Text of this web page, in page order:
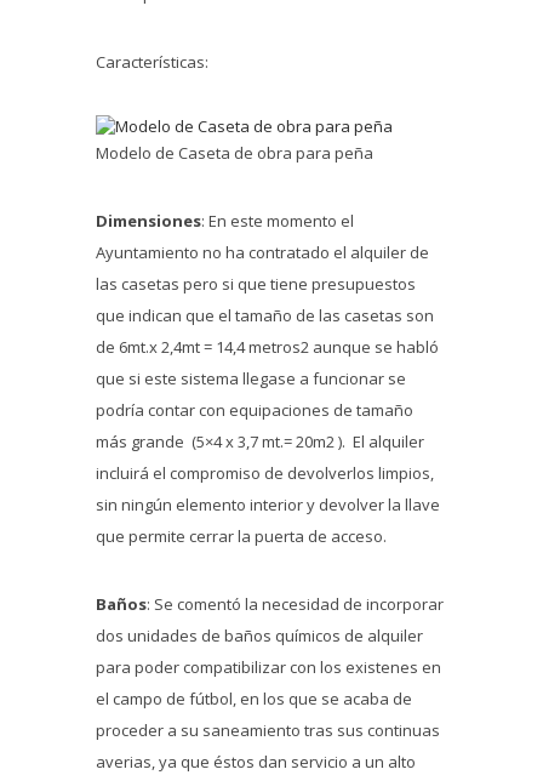
Características:
Modelo de Caseta de obra para peña
Dimensiones: En este momento el
Ayuntamiento no ha contratado el alquiler de
las casetas pero si que tiene presupuestos
que indican que el tamaño de las casetas son
de 6mt.x 2,4mt = 14,4 metros2 aunque se habló
que si este sistema llegase a funcionar se
podría contar con equipaciones de tamaño
más grande (5×4 x 3,7 mt.= 20m2 ). El alquiler
incluirá el compromiso de devolverlos limpios,
sin ningún elemento interior y devolver la llave
que permite cerrar la puerta de acceso.
Baños: Se comentó la necesidad de incorporar
dos unidades de baños químicos de alquiler
para poder compatibilizar con los existenes en
el campo de fútbol, en los que se acaba de
proceder a su saneamiento tras sus continuas
averias, ya que éstos dan servicio a un alto